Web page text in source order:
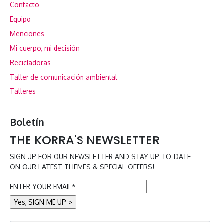
Contacto
Equipo
Menciones
Mi cuerpo, mi decisión
Recicladoras
Taller de comunicación ambiental
Talleres
Boletín
THE KORRA'S NEWSLETTER
SIGN UP FOR OUR NEWSLETTER AND STAY UP-TO-DATE
ON OUR LATEST THEMES & SPECIAL OFFERS!
ENTER YOUR EMAIL*